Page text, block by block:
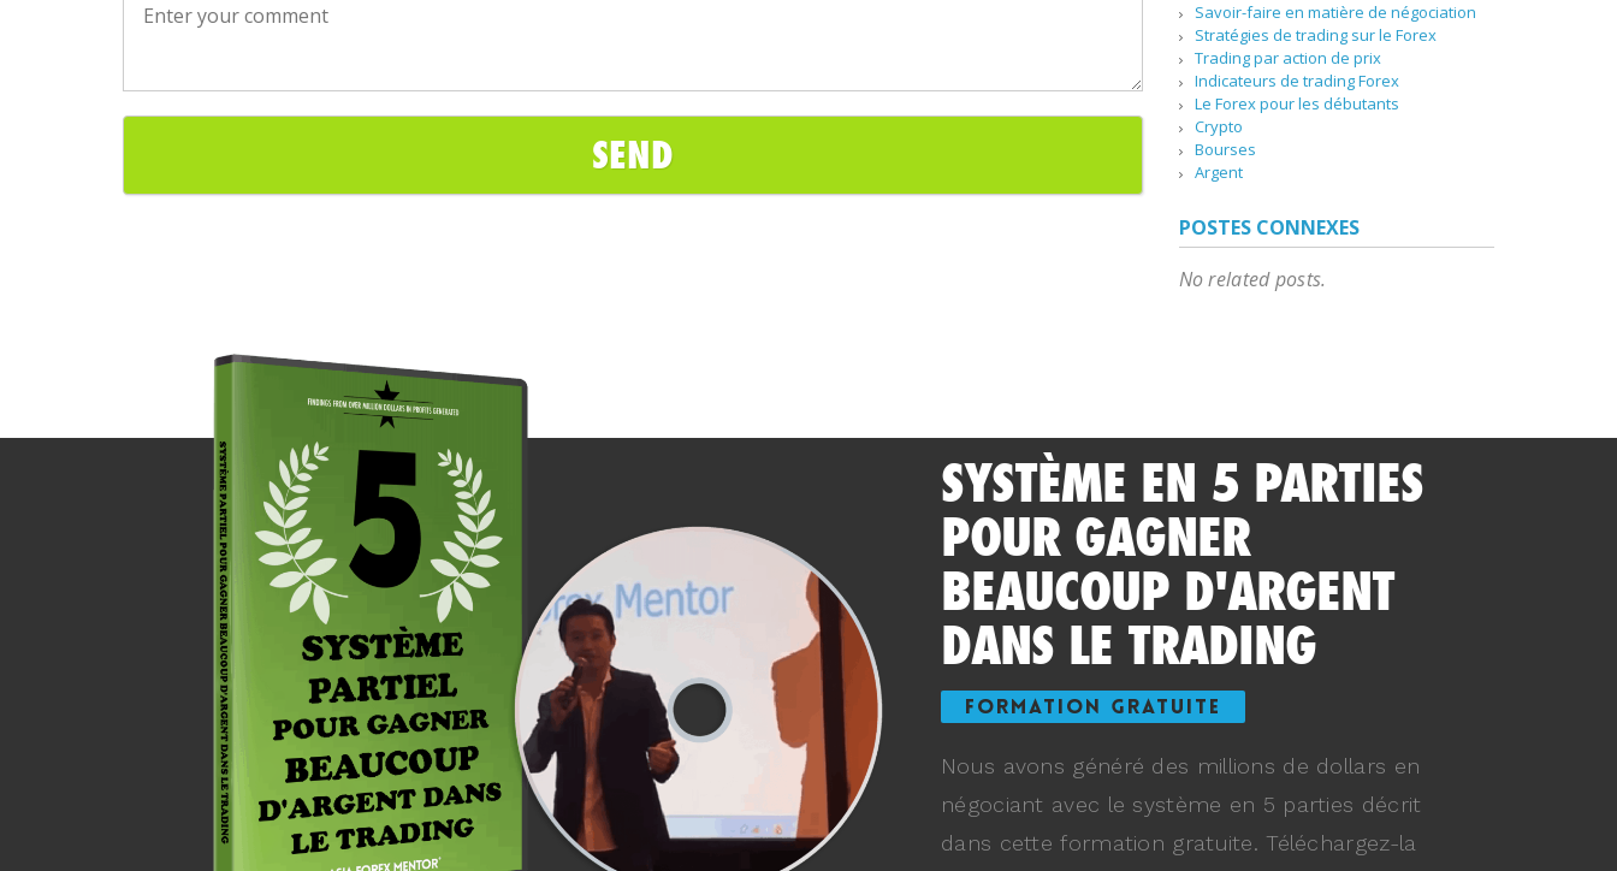
Savoir-faire en matière de négociation
Stratégies de trading sur le Forex
Trading par action de prix
Indicateurs de trading Forex
Le Forex pour les débutants
Crypto
Bourses
Argent
POSTES CONNEXES
No related posts.
SYSTÈME EN 5 PARTIES
POUR GAGNER
BEAUCOUP D'ARGENT
DANS LE TRADING
FORMATION GRATUITE
Nous avons généré des millions de dollars en
négociant avec le système en 5 parties décrit
dans cette formation gratuite. Téléchargez-la